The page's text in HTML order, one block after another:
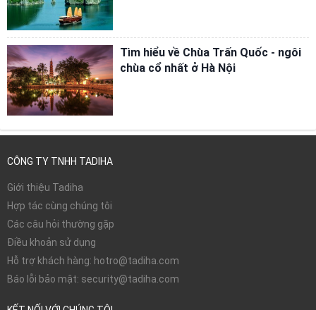
Tìm hiểu về Chùa Trấn Quốc - ngôi
chùa cổ nhất ở Hà Nội
CÔNG TY TNHH TADIHA
Giới thiệu Tadiha
Hợp tác cùng chúng tôi
Các câu hỏi thường gặp
Điều khoản sử dụng
Hỗ trợ khách hàng: hotro@tadiha.com
Báo lỗi bảo mật: security@tadiha.com